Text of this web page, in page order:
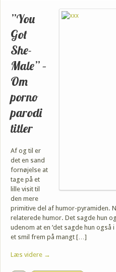
”You
Got
She-
Male” –
Om
porno
parodi
titler
Af og til er
det en sand
fornøjelse at
tage på et
lille visit til
den mere
primitive del af humor-pyramiden.
relaterede humor. Det sagde hun
udenom at en ’det sagde hun også
et smil frem på mangt […]
Læs videre →